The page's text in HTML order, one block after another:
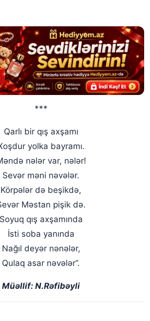
***
Qarlı bir qış axşamı
yolka bayramı.
nələr var, nələr!
Sevər məni nəvələr.
Körpələr də beşikdə,
Məstan pişik də.
Soyuq qış axşamında
İsti soba yanında
Nağıl deyər nənələr,
Qulaq asar nəvələr”.
Müəllif: N.Rəfibəyli